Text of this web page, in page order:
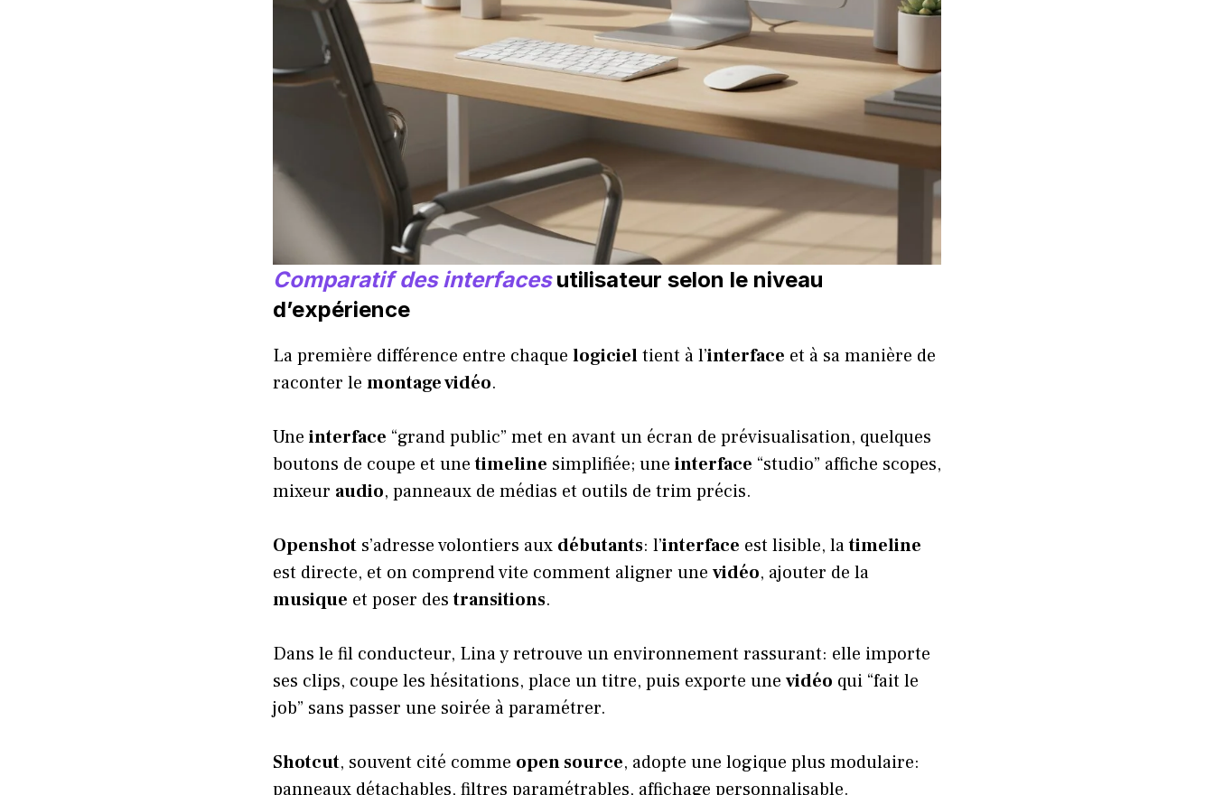
Comparatif des interfacesutilisateur selon le niveau
d’expérience
La première différence entre chaque logicieltient à l’interface et à sa manière de
raconter le montage vidéo.
Une interface “grand public” met en avant un écran de prévisualisation, quelques
boutons de coupe et unetimeline simplifiée; une interface “studio” affiche scopes,
mixeur audio, panneaux de médias et outils de trim précis.
Openshot s’adresse volontiers aux débutants: l’interface est lisible, latimeline
est directe, et on comprend vite comment aligner une vidéo, ajouter de la
musique et poser destransitions.
Dans le fil conducteur, Lina y retrouve un environnement rassurant: elle importe
ses clips, coupe les hésitations, place un titre, puis exporte une vidéo qui “fait le
job” sans passer une soirée à paramétrer.
Shotcut, souvent cité comme open source, adopte une logique plus modulaire:
panneaux détachables, filtres paramétrables, affichage personnalisable.